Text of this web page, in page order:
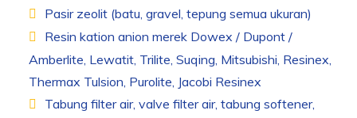
Pasir zeolit (batu, gravel, tepung semua ukuran)
Resin kation anion merek Dowex / Dupont /
Amberlite, Lewatit, Trilite, Suqing, Mitsubishi, Resinex,
Thermax Tulsion, Purolite, Jacobi Resinex
Tabung filter air, valve filter air, tabung softener,